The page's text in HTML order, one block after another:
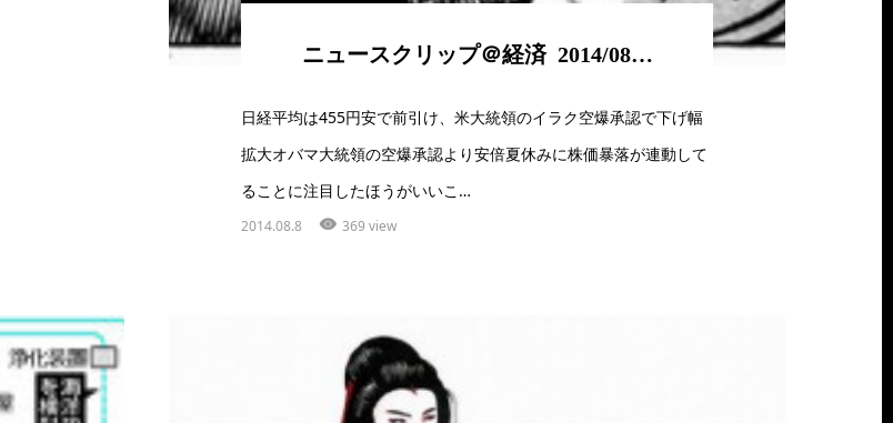
ニュースクリップ＠経済 2014/08…
日経平均は455円安で前引け、米大統領のイラク空爆承認で下げ幅
拡大オバマ大統領の空爆承認より安倍夏休みに株価暴落が連動して
ることに注目したほうがいいこ…
2014.08.8 369 view